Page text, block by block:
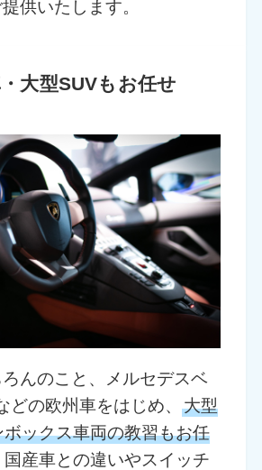
供いたします。
大型SUVもお任せ
んのこと、メルセデスベ
どの欧州車をはじめ、大型
ックス車両の教習もお任
国産車との違いやスイッチ